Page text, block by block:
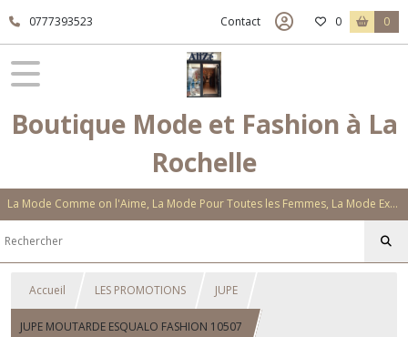
0777393523 Contact 0 0
Boutique Mode et Fashion à La
Rochelle
La Mode Comme on l'Aime, La Mode Pour Toutes les Femmes, La Mode Exclusive Aux Matières Et Couleurs Novatrices, La Mode Qui Vous Séduira
Accueil LES PROMOTIONS JUPE
JUPE MOUTARDE ESQUALO FASHION 10507